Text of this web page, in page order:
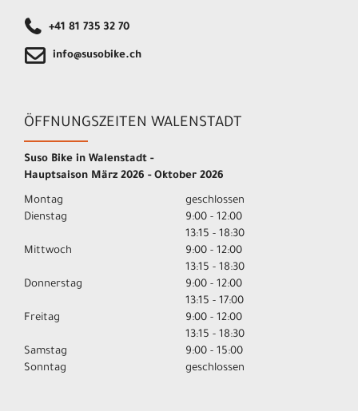
+41 81 735 32 70
info@susobike.ch
ÖFFNUNGSZEITEN WALENSTADT
Suso Bike in Walenstadt -
Hauptsaison März 2026 - Oktober 2026
Montag
geschlossen
Dienstag
9:00 - 12:00
13:15 - 18:30
Mittwoch
9:00 - 12:00
13:15 - 18:30
Donnerstag
9:00 - 12:00
13:15 - 17:00
Freitag
9:00 - 12:00
13:15 - 18:30
Samstag
9:00 - 15:00
Sonntag
geschlossen